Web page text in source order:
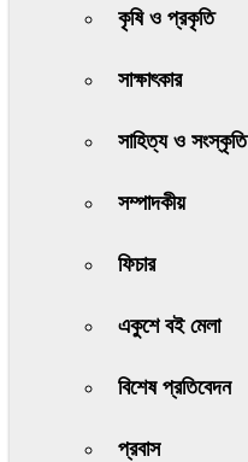
কৃষি ও প্রকৃতি
সাক্ষাৎকার
সাহিত্য ও সংস্কৃতি
সম্পাদকীয়
ফিচার
একুশে বই মেলা
বিশেষ প্রতিবেদন
প্রবাস